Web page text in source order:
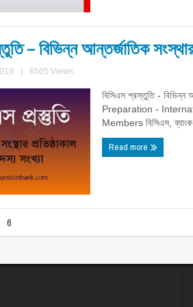
– বিভিন্ন আন্তর্জাতিক
6505 Views
বিসিএস প্রস্তুতি - বিভিন্ন
Preparation -
Members বিসিএস, ব্যাংক
Read more
6